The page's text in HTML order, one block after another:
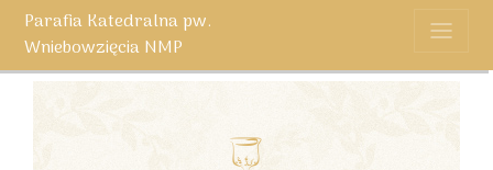
Parafia Katedralna pw.
Wniebowzięcia NMP